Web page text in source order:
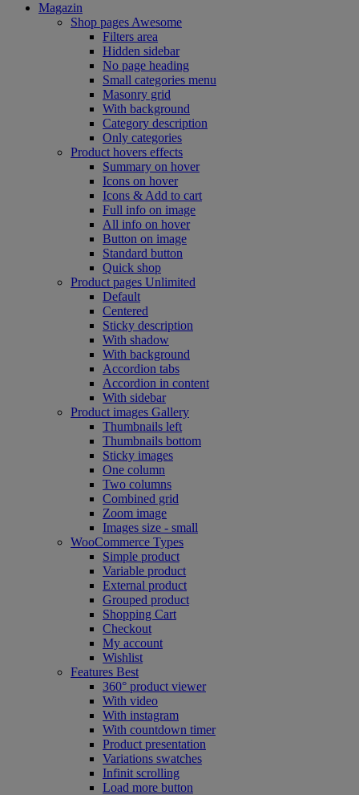
Magazin
Shop pages Awesome
Filters area
Hidden sidebar
No page heading
Small categories menu
Masonry grid
With background
Category description
Only categories
Product hovers effects
Summary on hover
Icons on hover
Icons & Add to cart
Full info on image
All info on hover
Button on image
Standard button
Quick shop
Product pages Unlimited
Default
Centered
Sticky description
With shadow
With background
Accordion tabs
Accordion in content
With sidebar
Product images Gallery
Thumbnails left
Thumbnails bottom
Sticky images
One column
Two columns
Combined grid
Zoom image
Images size - small
WooCommerce Types
Simple product
Variable product
External product
Grouped product
Shopping Cart
Checkout
My account
Wishlist
Features Best
360° product viewer
With video
With instagram
With countdown timer
Product presentation
Variations swatches
Infinit scrolling
Load more button